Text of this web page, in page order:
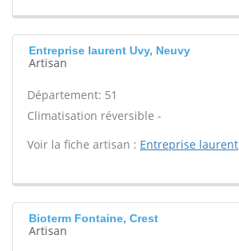
Entreprise laurent Uvy, Neuvy
Artisan
Département: 51
Climatisation réversible -
Voir la fiche artisan : Entreprise laurent
Bioterm Fontaine, Crest
Artisan